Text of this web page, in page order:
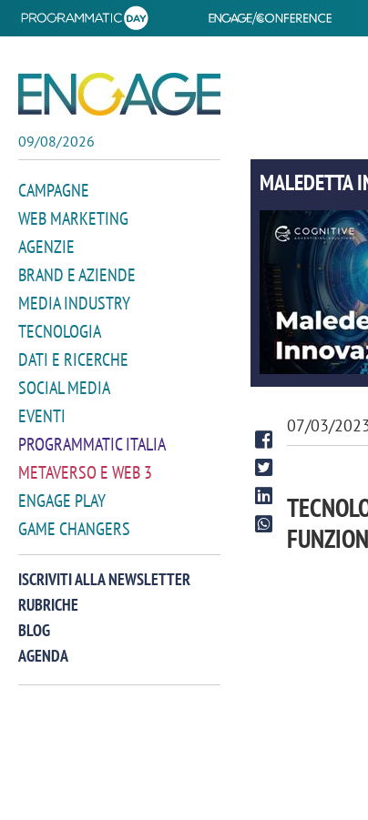
09/08/2026
CAMPAGNE
WEB MARKETING
AGENZIE
BRAND E AZIENDE
MEDIA INDUSTRY
TECNOLOGIA
DATI E RICERCHE
SOCIAL MEDIA
EVENTI
PROGRAMMATIC ITALIA
METAVERSO E WEB 3
ENGAGE PLAY
GAME CHANGERS
ISCRIVITI ALLA NEWSLETTER
RUBRICHE
BLOG
AGENDA
MALEDETTA
07/03/